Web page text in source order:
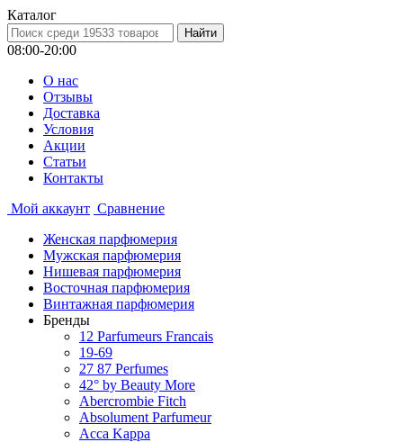
Каталог
08:00-20:00
О нас
Отзывы
Доставка
Условия
Aкции
Статьи
Контакты
Мой аккаунт Сравнение
Женская парфюмерия
Мужская парфюмерия
Нишевая парфюмерия
Восточная парфюмерия
Винтажная парфюмерия
Бренды
12 Parfumeurs Francais
19-69
27 87 Perfumes
42° by Beauty More
Abercrombie Fitch
Absolument Parfumeur
Acca Kappa